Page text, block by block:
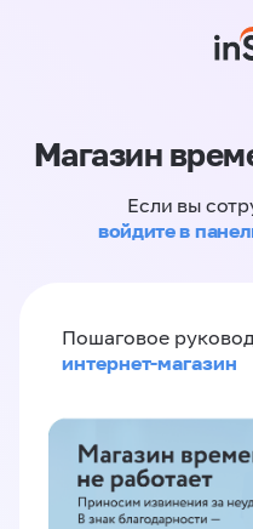
Магазин
Если вы
войдите в
Пошаговое
интернет-магазин